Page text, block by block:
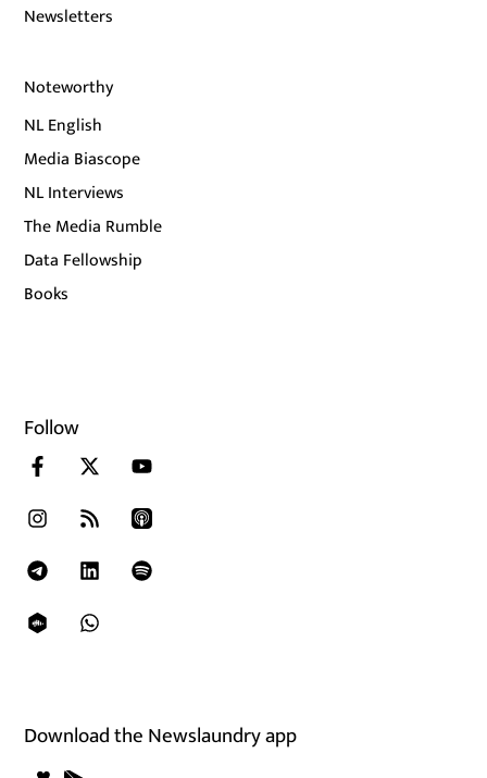
Newsletters
Noteworthy
NL English
Media Biascope
NL Interviews
The Media Rumble
Data Fellowship
Books
Follow
Download the Newslaundry app